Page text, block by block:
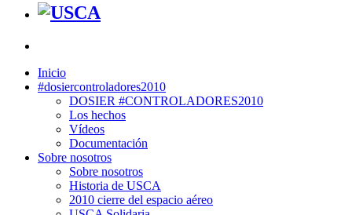
Inicio
#dosiercontroladores2010
DOSIER #CONTROLADORES2010
Los hechos
Vídeos
Documentación
Sobre nosotros
Sobre nosotros
Historia de USCA
2010 cierre del espacio aéreo